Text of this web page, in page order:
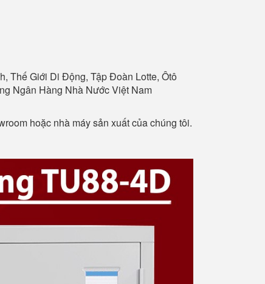
Thế Giới Di Động, Tập Đoàn Lotte, Ôtô
Ngân Hàng Nhà Nước Việt Nam
hoặc nhà máy sản xuất của chúng tôi.